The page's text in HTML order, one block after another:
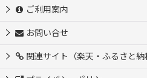
ご利用案内
お問い合せ
関連サイト（楽天・ふるさと納